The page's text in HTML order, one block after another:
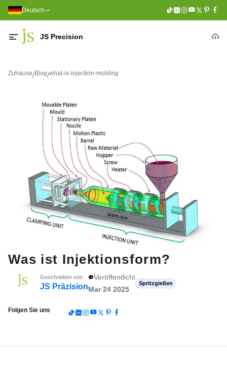
Deutsch
JS Precision
Zuhause/Blog/what-is-injection-molding
Was ist Injektionsform?
Geschrieben von
JS Präzision
Veröffentlicht
Mar 24 2025
Spritzgießen
Folgen Sie uns